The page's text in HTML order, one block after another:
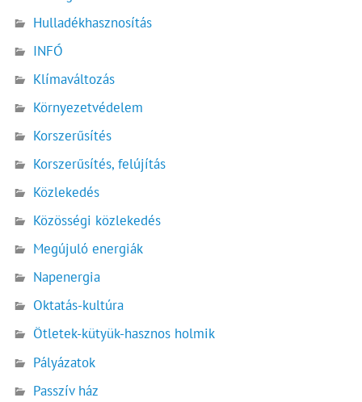
Hulladékhasznosítás
INFÓ
Klímaváltozás
Környezetvédelem
Korszerűsítés
Korszerűsítés, felújítás
Közlekedés
Közösségi közlekedés
Megújuló energiák
Napenergia
Oktatás-kultúra
Ötletek-kütyük-hasznos holmik
Pályázatok
Passzív ház